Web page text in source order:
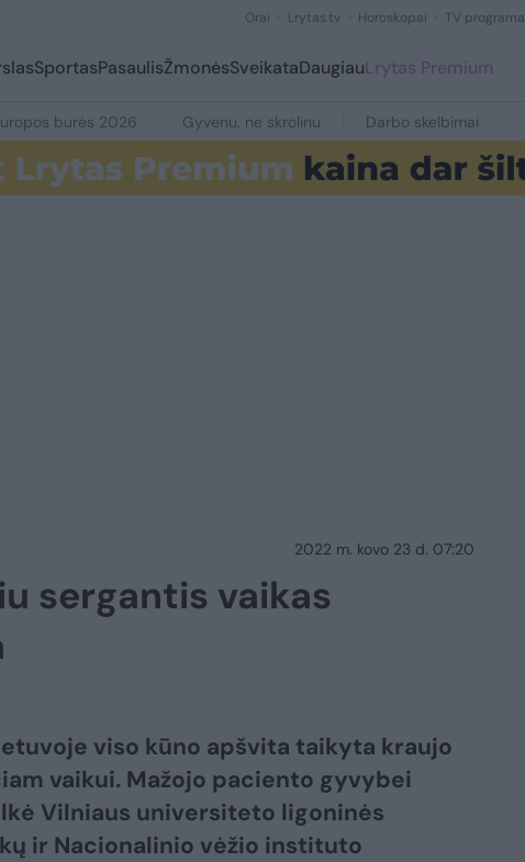
Orai Lrytas.tv Horoskopai TV programa
SportasPasaulisŽmonėsSveikataDaugiauLrytas Premium
burės 2026 Gyvenu, ne skrolinu Darbo skelbimai
2022 m. kovo 23 d. 07:20
sergantis vaikas
viso kūno apšvita taikyta kraujo
vaikui. Mažojo paciento gyvybei
Vilniaus universiteto ligoninės
ir Nacionalinio vėžio instituto